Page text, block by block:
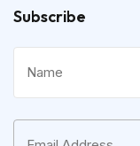
Subscribe